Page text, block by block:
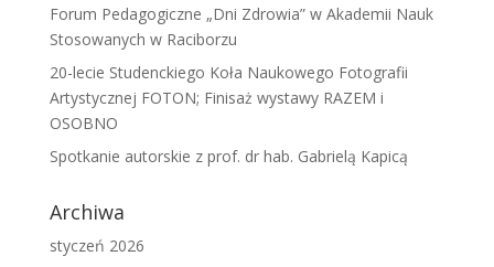
Forum Pedagogiczne „Dni Zdrowia” w Akademii Nauk
Stosowanych w Raciborzu
20-lecie Studenckiego Koła Naukowego Fotografii
Artystycznej FOTON; Finisaż wystawy RAZEM i
OSOBNO
Spotkanie autorskie z prof. dr hab. Gabrielą Kapicą
Archiwa
styczeń 2026